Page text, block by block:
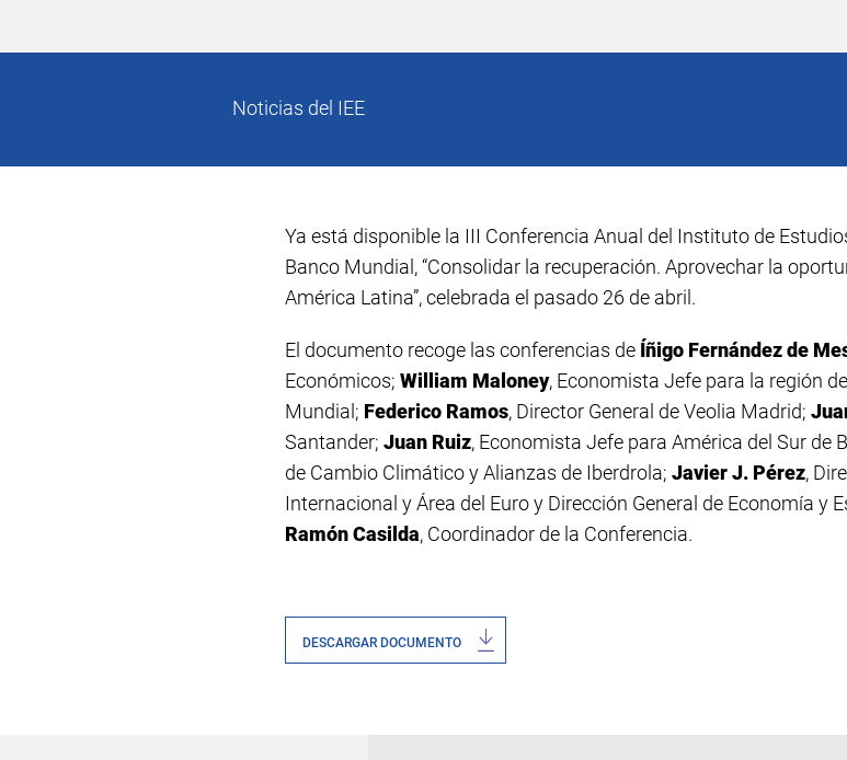
Noticias del IEE
Ya está disponible la III Conferencia Anual del Instituto de
Banco Mundial, “Consolidar la recuperación. Aprovechar la
América Latina”, celebrada el pasado 26 de abril.
El documento recoge las conferencias de Íñigo Fernández de
Económicos; William Maloney, Economista Jefe para la región
Mundial ; Federico Ramos, Director General deVeolia Madrid;
Santander; Juan Ruiz, Economista Jefe para América del Sur de
de Cambio Climático y Alianzas de Iberdrola; Javier J. Pérez,
Internacional y Área del Euro y Dirección General de Economía y
Ramón Casilda, Coordinador de la Conferencia.
DESCARGAR DOCUMENTO